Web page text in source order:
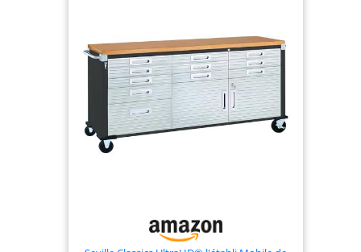
maintien sûr. Espace de rangement maximal de
qualité industrielle : ce chariot d'atelier offre un
espace de rangement important de qualité
industrielle et une finition précise, parfait pour les
applications professionnelles.